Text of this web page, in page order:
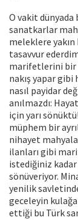
O vakit dünyada
sanatkarlar
meleklere
tasavvur
marifetlerini bir
nakış yapar
nasıl payidar
anılmazdı:
için yarı
müphem bir
nihayet
ilanları gibi
istediğiniz
sönüveriyor.
yenilik
geceleyin
ettiği bu Türk